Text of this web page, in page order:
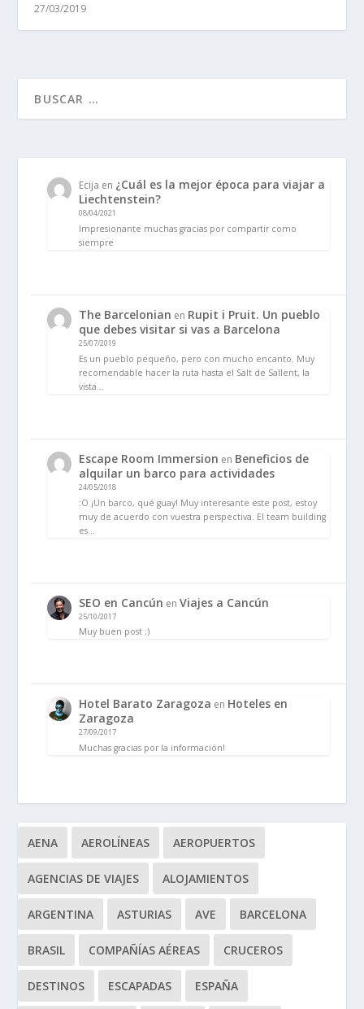
27/03/2019
Ecija en ¿Cuál es la mejor época para viajar a
Liechtenstein?
08/04/2021
Impresionante muchas gracias por compartir como
siempre
The Barcelonian en Rupit i Pruit. Un pueblo
que debes visitar si vas a Barcelona
25/07/2019
Es un pueblo pequeño, pero con mucho encanto. Muy
recomendable hacer la ruta hasta el Salt de Sallent, la
vista…
Escape Room Immersion en Beneficios de
alquilar un barco para actividades
24/05/2018
:O ¡Un barco, qué guay! Muy interesante este post, estoy
muy de acuerdo con vuestra perspectiva. El team building
es…
SEO en Cancún enViajes a Cancún
25/10/2017
Muy buen post ;)
Hotel Barato Zaragoza en Hoteles en
Zaragoza
27/09/2017
Muchas gracias por la información!
AENA AEROLÍNEAS AEROPUERTOS
AGENCIAS DE VIAJES ALOJAMIENTOS
ARGENTINA ASTURIAS AVE BARCELONA
BRASIL COMPAÑÍAS AÉREAS CRUCEROS
DESTINOS ESCAPADAS ESPAÑA